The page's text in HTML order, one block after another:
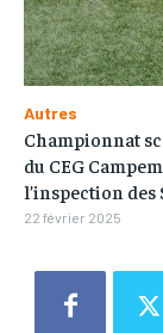
Autres
Championnat
du CEG
l’inspection des
22 février 2025